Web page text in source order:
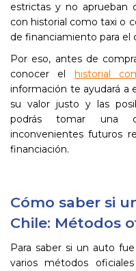
estrictas y no aprueban
con historial como taxi o
de financiamiento para el
Por eso, antes de
conocer el historial
información te ayudará a
su valor justo y las
podrás tomar una
inconvenientes futuros
financiación.
Cómo saber si
Chile: Métodos
Para saber si un auto
varios métodos